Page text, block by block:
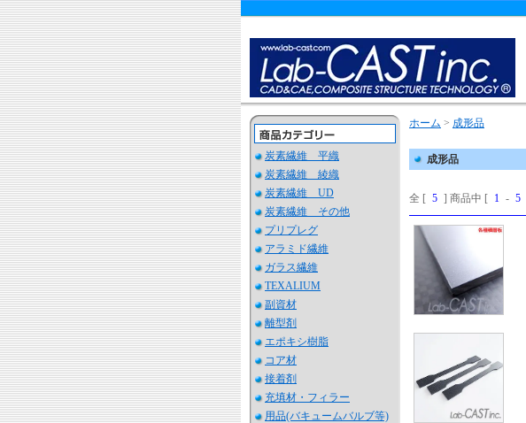
炭素繊維 平織
炭素繊維 綾織
炭素繊維 UD
炭素繊維 その他
プリプレグ
アラミド繊維
ガラス繊維
TEXALIUM
副資材
離型剤
エポキシ樹脂
コア材
接着剤
充填材・フィラー
用品(バキュームバルブ等)
ホーム > 成形品
成形品
全 [ 5 ] 商品中 [ 1 - 5